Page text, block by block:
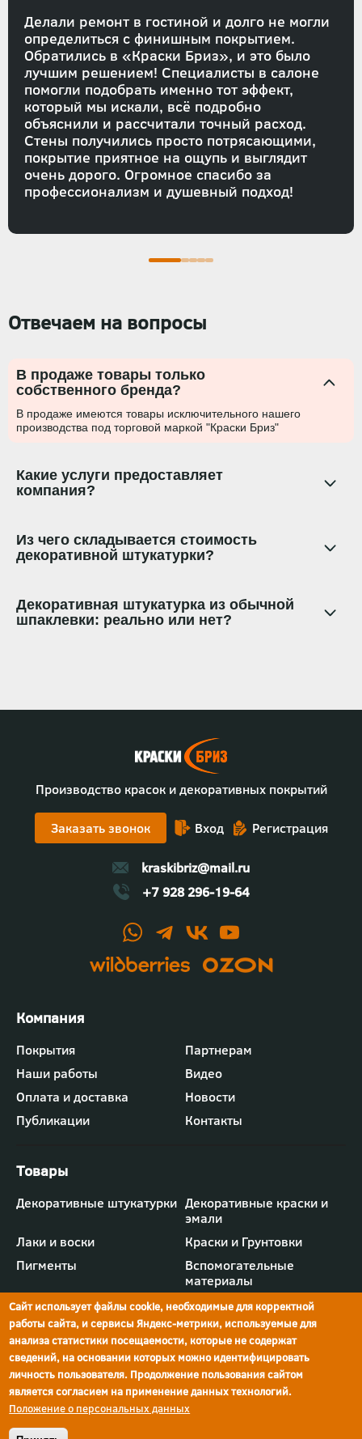
Делали ремонт в гостиной и долго не могли
определиться с финишным покрытием.
Обратились в «Краски Бриз», и это было
лучшим решением! Специалисты в салоне
помогли подобрать именно тот эффект,
который мы искали, всё подробно
объяснили и рассчитали точный расход.
Стены получились просто потрясающими,
покрытие приятное на ощупь и выглядит
очень дорого. Огромное спасибо за
профессионализм и душевный подход!
Отвечаем на вопросы
В продаже товары только
собственного бренда?
В продаже имеются товары исключительного нашего
производства под торговой маркой "Краски Бриз"
Какие услуги предоставляет
компания?
Из чего складывается стоимость
декоративной штукатурки?
Декоративная штукатурка из обычной
шпаклевки: реально или нет?
Производство красок и декоративных покрытий
Заказать звонок Вход Регистрация
kraskibriz@mail.ru
+7 928 296-19-64
г.Ростов-на-Дону,
ул.Мечникова, д.134
просп. Шолохова, 211/4,
Ростов-на-Дону
Футер
-
меню
"Компания"
Покрытия
Партнерам
Наши работы
Видео
Оплата и доставка
Новости
Публикации
Контакты
Футер
-
меню
"Товары"
Декоративные штукатурки Декоративные краски и
эмали
Лаки и воски
Краски и Грунтовки
Пигменты
Вспомогательные
материалы
Политика конфиденциальности
Реквизиты компании
Сайт использует файлы cookie, необходимые для корректной
работы сайта, и сервисы Яндекс-метрики, используемые для
анализа статистики посещаемости, которые не содержат
сведений, на основании которых можно идентифицировать
личность пользователя. Продолжение пользования сайтом
является согласием на применение данных технологий.
Положение о персональных данных